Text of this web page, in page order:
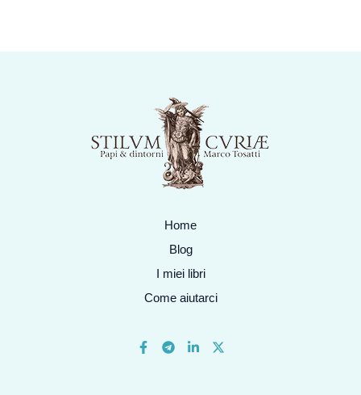
Home
Blog
I miei libri
Come aiutarci